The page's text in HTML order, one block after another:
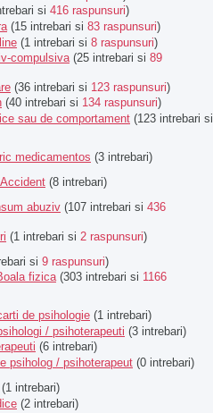
si 416 raspunsuri)
(15 intrebari si 83 raspunsuri)
(1 intrebari si 8 raspunsuri)
compulsiva(25 intrebari si 89
(36 intrebari si 123 raspunsuri)
(40 intrebari si 134 raspunsuri)
sau de comportament (123 intrebari si
medicamentos (3 intrebari)
(8 intrebari)
abuziv (107 intrebari si 436
(1 intrebari si 2 raspunsuri)
si 9 raspunsuri)
fizica(303 intrebari si 1166
de psihologie (1 intrebari)
/ psihoterapeuti (3 intrebari)
(6 intrebari)
psiholog / psihoterapeut (0 intrebari)
(1 intrebari)
(2 intrebari)